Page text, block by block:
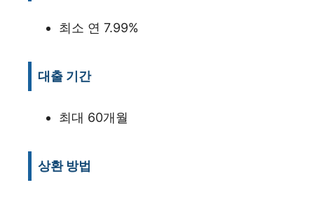
최소 연 7.99%
대출 기간
최대 60개월
상환 방법